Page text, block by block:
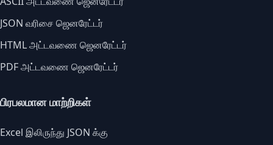
JSON வரிசை ஜெனரேட்டர்
HTML அட்டவணை ஜெனரேட்டர்
PDF அட்டவணை ஜெனரேட்டர்
பிரபலமான மாற்றிகள்
Excel இலிருந்து JSON க்கு